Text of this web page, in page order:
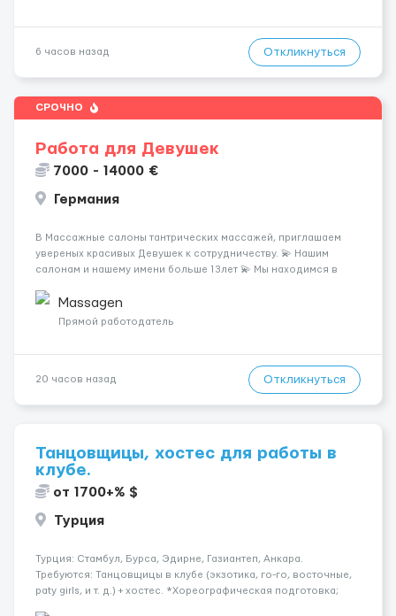
6 часов назад Откликнуться
СРОЧНО
Работа для Девушек
7000 - 14000 €
Германия
В Массажные салоны тантрических массажей, приглашаем
увереных красивых Девушек к сотрудничеству. 💫 Нашим
салонам и нашему имени больше 13лет 💫 Мы находимся в
заработная плата 💚Мы гарантируем Наличие работы. Поток 💝
incall / Out...
Massagen
Прямой работодатель
20 часов назад Откликнуться
Танцовщицы, хостес для работы в
клубе.
от 1700+% $
Турция
Турция: Стамбул, Бурса, Эдирне, Газиантеп, Анкара.
Требуются: Танцовщицы в клубе (экзотика, го-го, восточные,
paty girls, и т. д.) + хостес. *Хореографическая подготовка;